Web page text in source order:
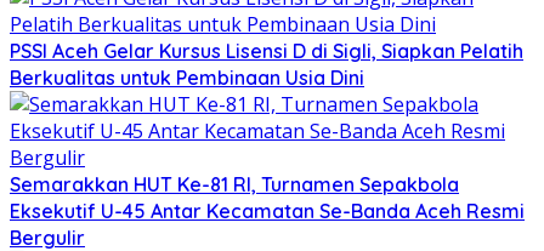
PSSI Aceh Gelar Kursus Lisensi D di Sigli, Siapkan Pelatih
Berkualitas untuk Pembinaan Usia Dini
Semarakkan HUT Ke-81 RI, Turnamen Sepakbola
Eksekutif U-45 Antar Kecamatan Se-Banda Aceh Resmi
Bergulir